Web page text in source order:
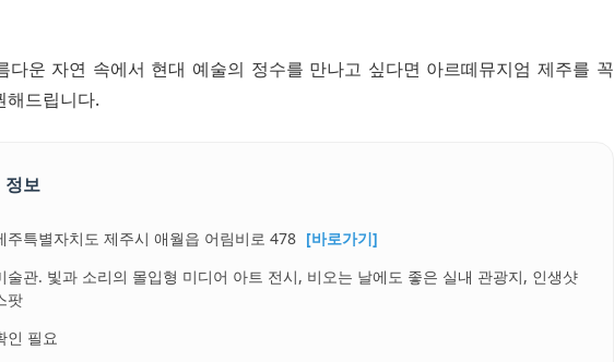
다운 자연 속에서 현대 예술의 정수를 만나고 싶다면 아르떼뮤지엄 제주를 꼭
해드립니다.
정보
주특별자치도 제주시 애월읍 어림비로 478 [바로가기]
술관. 빛과 소리의 몰입형 미디어 아트 전시, 비오는 날에도 좋은 실내 관광지, 인생샷
팟
인 필요